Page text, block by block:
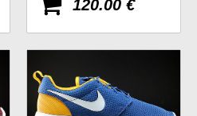
120.00 €